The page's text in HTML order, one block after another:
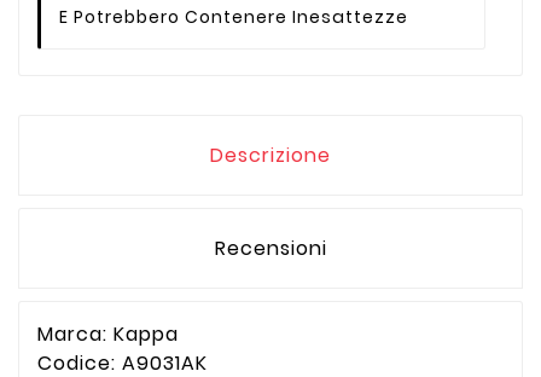
E Potrebbero Contenere Inesattezze
Descrizione
Recensioni
Marca: Kappa
Codice: A9031AK